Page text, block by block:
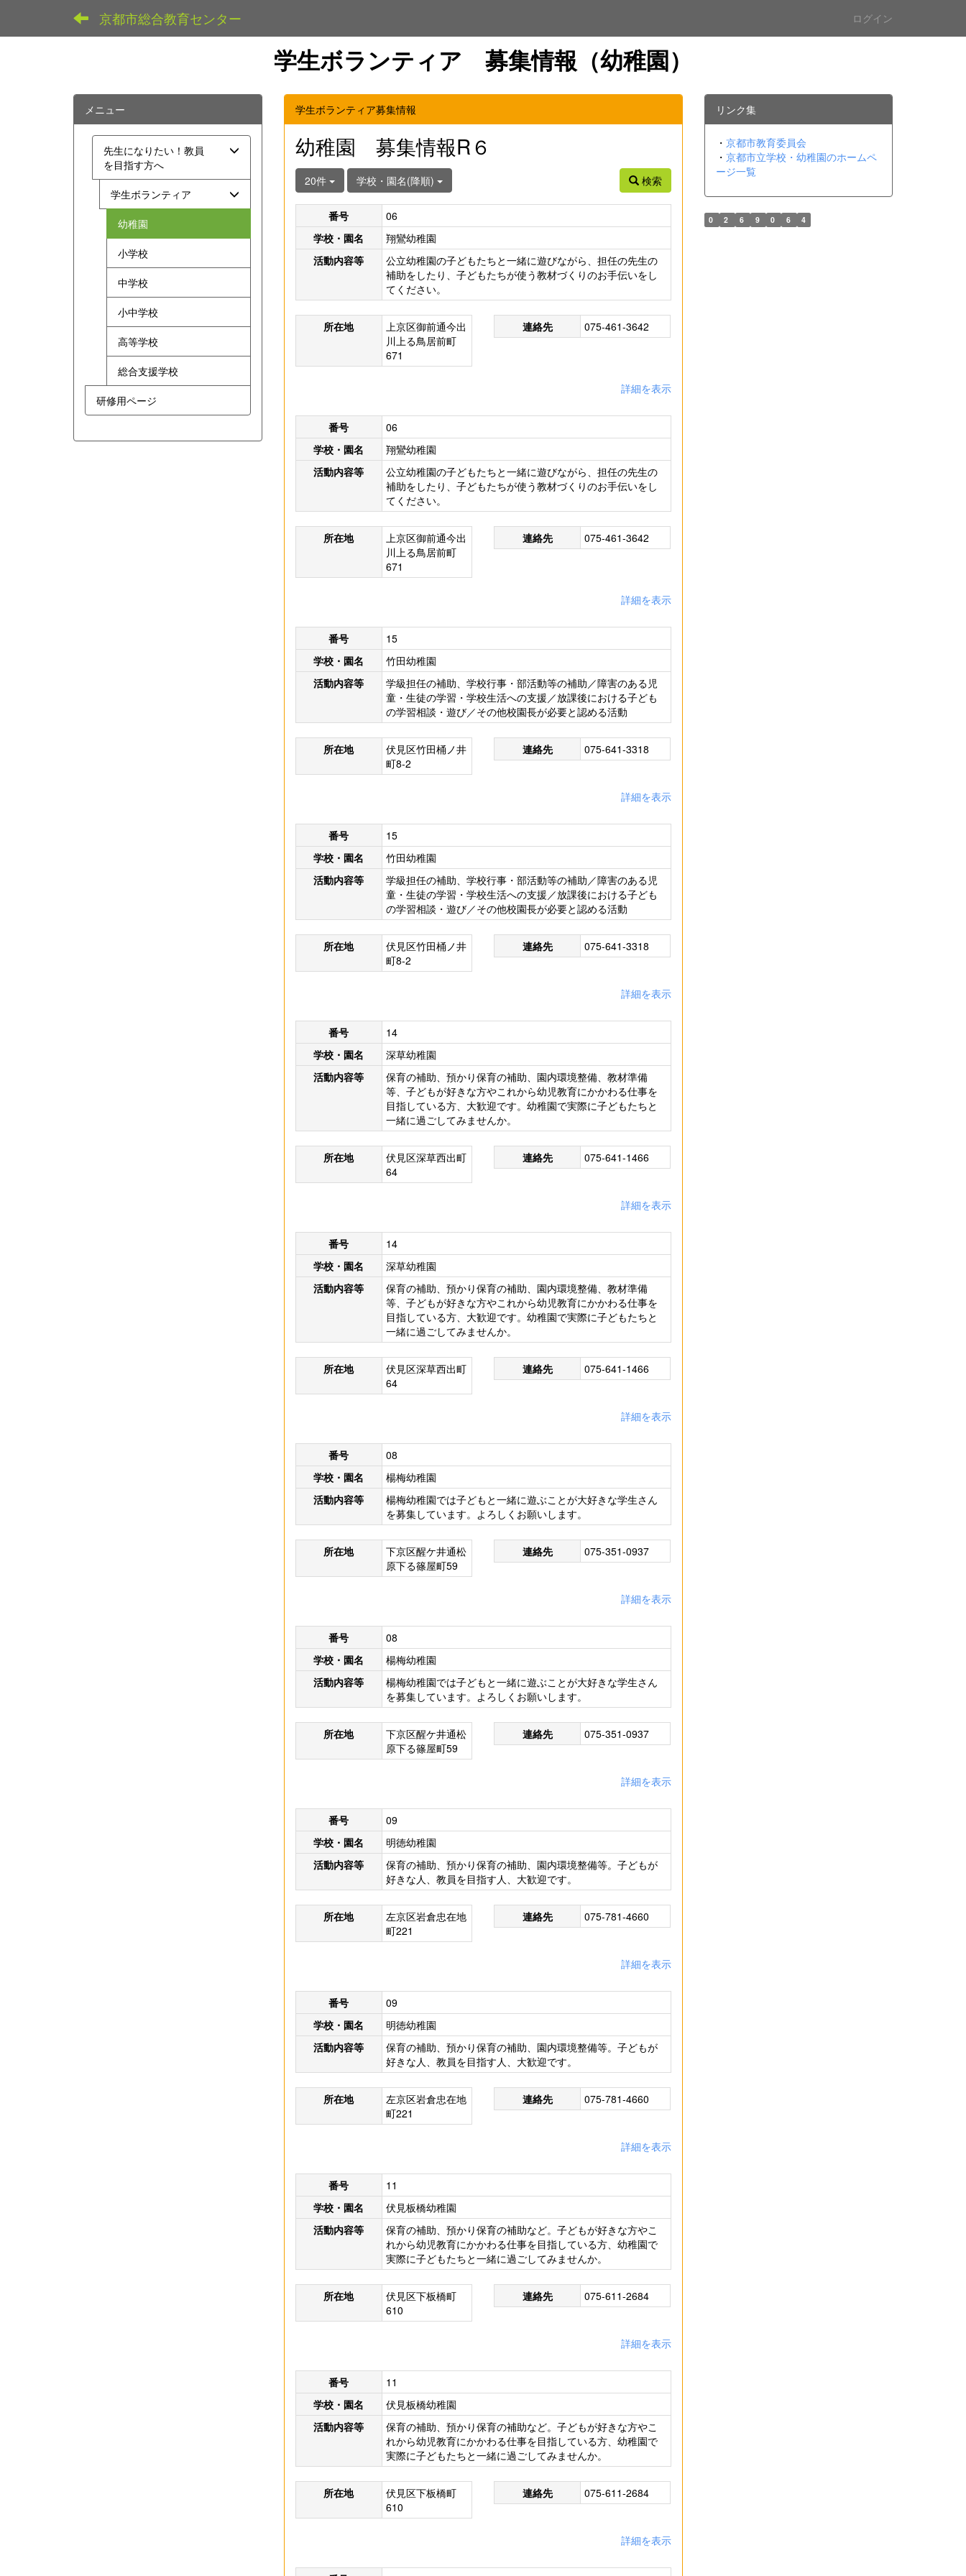
京都市総合教育センター ログイン
学生ボランティア 募集情報（幼稚園）
学生ボランティア募集情報
幼稚園 募集情報R６
20件 学校・園名(降順) 検索
番号
06
学校・園名
翔鸞幼稚園
活動内容等
公立幼稚園の子どもたちと一緒に遊びながら、担任の先生の
補助をしたり、子どもたちが使う教材づくりのお手伝いをし
てください。
所在地
上京区御前通今出
川上る鳥居前町
671
連絡先 075-461-3642
詳細を表示
番号
06
学校・園名
翔鸞幼稚園
活動内容等
公立幼稚園の子どもたちと一緒に遊びながら、担任の先生の
補助をしたり、子どもたちが使う教材づくりのお手伝いをし
てください。
所在地
上京区御前通今出
川上る鳥居前町
671
連絡先 075-461-3642
詳細を表示
番号
15
学校・園名
竹田幼稚園
活動内容等
学級担任の補助、学校行事・部活動等の補助／障害のある児
童・生徒の学習・学校生活への支援／放課後における子ども
の学習相談・遊び／その他校園長が必要と認める活動
所在地
伏見区竹田桶ノ井
町8-2
連絡先 075-641-3318
詳細を表示
番号
15
学校・園名
竹田幼稚園
活動内容等
学級担任の補助、学校行事・部活動等の補助／障害のある児
童・生徒の学習・学校生活への支援／放課後における子ども
の学習相談・遊び／その他校園長が必要と認める活動
所在地
伏見区竹田桶ノ井
町8-2
連絡先 075-641-3318
詳細を表示
番号
14
学校・園名
深草幼稚園
活動内容等
保育の補助、預かり保育の補助、園内環境整備、教材準備
等、子どもが好きな方やこれから幼児教育にかかわる仕事を
目指している方、大歓迎です。幼稚園で実際に子どもたちと
一緒に過ごしてみませんか。
所在地
伏見区深草西出町
64
連絡先 075-641-1466
詳細を表示
番号
14
学校・園名
深草幼稚園
活動内容等
保育の補助、預かり保育の補助、園内環境整備、教材準備
等、子どもが好きな方やこれから幼児教育にかかわる仕事を
目指している方、大歓迎です。幼稚園で実際に子どもたちと
一緒に過ごしてみませんか。
所在地
伏見区深草西出町
64
連絡先 075-641-1466
詳細を表示
番号
08
学校・園名
楊梅幼稚園
活動内容等
楊梅幼稚園では子どもと一緒に遊ぶことが大好きな学生さん
を募集しています。よろしくお願いします。
所在地
下京区醒ケ井通松
原下る篠屋町59
連絡先 075-351-0937
詳細を表示
番号
08
学校・園名
楊梅幼稚園
活動内容等
楊梅幼稚園では子どもと一緒に遊ぶことが大好きな学生さん
を募集しています。よろしくお願いします。
所在地
下京区醒ケ井通松
原下る篠屋町59
連絡先 075-351-0937
詳細を表示
番号
09
学校・園名
明徳幼稚園
活動内容等
保育の補助、預かり保育の補助、園内環境整備等。子どもが
好きな人、教員を目指す人、大歓迎です。
所在地
左京区岩倉忠在地
町221
連絡先 075-781-4660
詳細を表示
番号
09
学校・園名
明徳幼稚園
活動内容等
保育の補助、預かり保育の補助、園内環境整備等。子どもが
好きな人、教員を目指す人、大歓迎です。
所在地
左京区岩倉忠在地
町221
連絡先 075-781-4660
詳細を表示
番号
11
学校・園名
伏見板橋幼稚園
活動内容等
保育の補助、預かり保育の補助など。子どもが好きな方やこ
れから幼児教育にかかわる仕事を目指している方、幼稚園で
実際に子どもたちと一緒に過ごしてみませんか。
所在地
伏見区下板橋町
610
連絡先 075-611-2684
詳細を表示
番号
11
学校・園名
伏見板橋幼稚園
活動内容等
保育の補助、預かり保育の補助など。子どもが好きな方やこ
れから幼児教育にかかわる仕事を目指している方、幼稚園で
実際に子どもたちと一緒に過ごしてみませんか。
所在地
伏見区下板橋町
610
連絡先 075-611-2684
詳細を表示
メニュー
先生になりたい！教員
を目指す方へ
学生ボランティア
幼稚園
小学校
中学校
小中学校
高等学校
総合支援学校
研修用ページ
リンク集
・ 京都市教育委員会
・ 京都市立学校・幼稚園のホームペ
ージ一覧
0 2 6 9 0 6 4